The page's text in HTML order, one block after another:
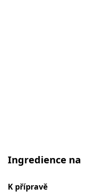
Ingredience na
K přípravě